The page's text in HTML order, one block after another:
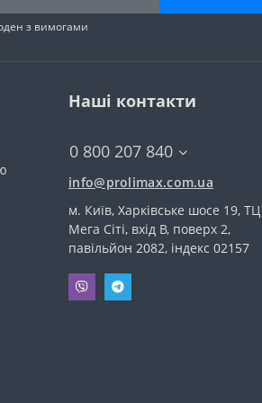
з вимогами
Наші контакти
0 800 207 840
info@prolimax.com.ua
м. Київ, Харківське шосе 19, ТЦ
Мега Сіті, вхід В, поверх 2,
павільйон 2082, індекс 02157